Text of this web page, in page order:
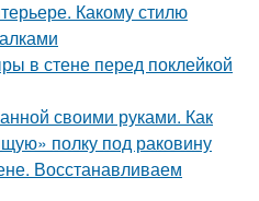
Какому стилю
в стене перед поклейкой
своими руками. Как
полку под раковину
Восстанавливаем